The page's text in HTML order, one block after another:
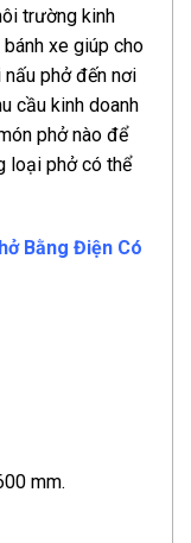
trường kinh
xe giúp cho
nấu phở đến nơi
cầu kinh doanh
phở nào để
loại phở có thể
Bằng Điện Có
mm.